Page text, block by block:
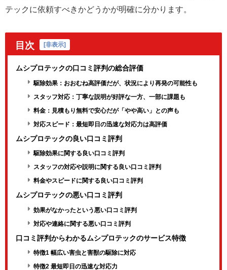
テックに依頼すべきかどうかが明確に分かります。
目次 非表示
ムシプロテックの口コミ評判の総合評価
駆除効果：おおむね高評価だが、状況により再発の可能性も
スタッフ対応：丁寧な説明が好評な一方、一部に課題も
料金：見積もり無料で安心だが「やや高い」との声も
対応スピード：最短即日の迅速な対応力は高評価
ムシプロテックの良い口コミ評判
駆除効果に関する良い口コミ評判
スタッフの対応や説明に関する良い口コミ評判
料金やスピードに関する良い口コミ評判
ムシプロテックの悪い口コミ評判
効果がなかったという悪い口コミ評判
対応や連絡に関する悪い口コミ評判
口コミ評判からわかるムシプロテックのサービス特徴
特徴1 幅広い害虫と害獣の駆除に対応
特徴2 最短即日の迅速な対応力